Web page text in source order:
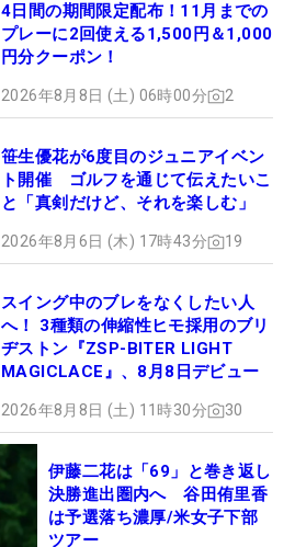
4日間の期間限定配布！11月までの
プレーに2回使える1,500円＆1,000
円分クーポン！
2026年8月8日 (土) 06時00分 2
笹生優花が6度目のジュニアイベン
ト開催 ゴルフを通じて伝えたいこ
と「真剣だけど、それを楽しむ」
2026年8月6日 (木) 17時43分 19
スイング中のブレをなくしたい人
へ！ 3種類の伸縮性ヒモ採用のブリ
ヂストン『ZSP-BITER LIGHT
MAGICLACE』、8月8日デビュー
2026年8月8日 (土) 11時30分 30
伊藤二花は「69」と巻き返し
決勝進出圏内へ 谷田侑里香
は予選落ち濃厚/米女子下部
ツアー